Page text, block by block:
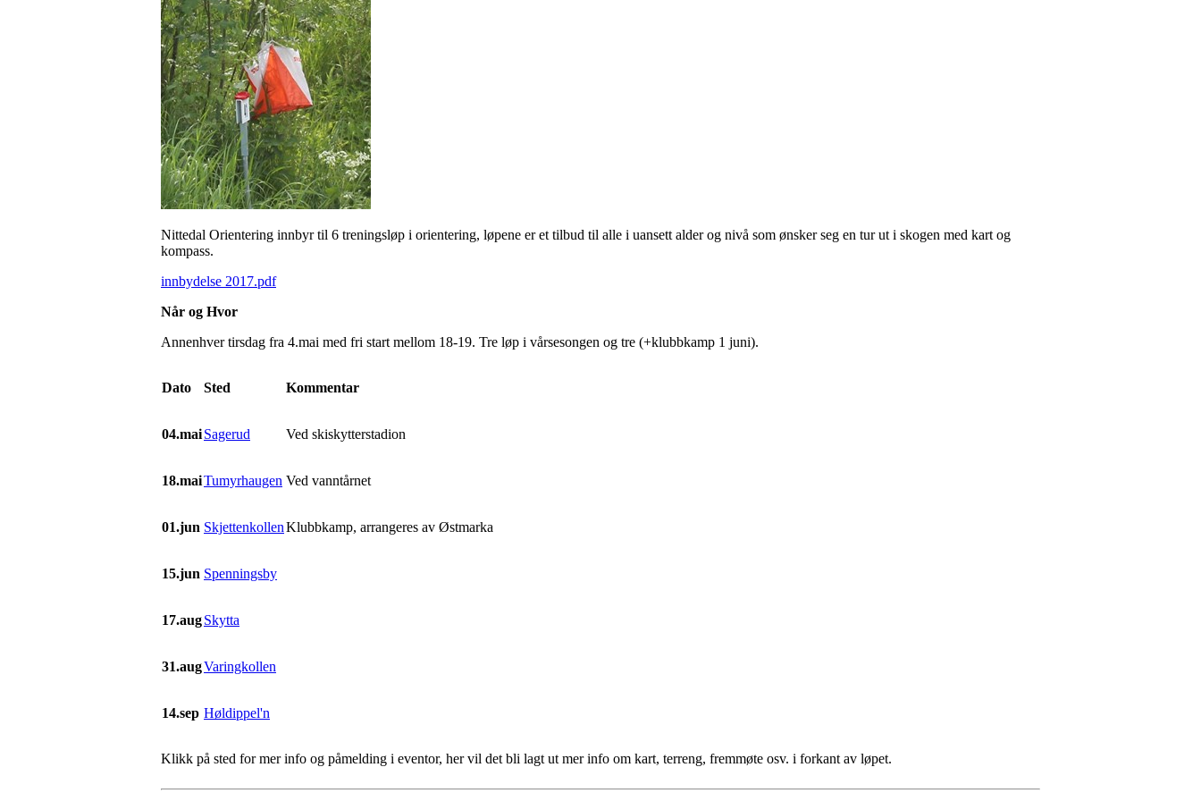
Nittedal Orientering innbyr til 6 treningsløp i orientering, løpene er et tilbud til alle i uansett alder og nivå som ønsker seg en tur ut i skogen med kart og
kompass.
innbydelse 2017.pdf
Når og Hvor
Annenhver tirsdag fra 4.mai med fri start mellom 18-19. Tre løp i vårsesongen og tre (+klubbkamp 1 juni).
Dato Sted Kommentar
04.maiSagerud Ved skiskytterstadion
18.maiTumyrhaugen Ved vanntårnet
01.jun SkjettenkollenKlubbkamp, arrangeres av Østmarka
15.jun Spenningsby
17.augSkytta
31.augVaringkollen
14.sep Høldippel'n
Klikk på sted for mer info og påmelding i eventor, her vil det bli lagt ut mer info om kart, terreng, fremmøte osv. i forkant av løpet.